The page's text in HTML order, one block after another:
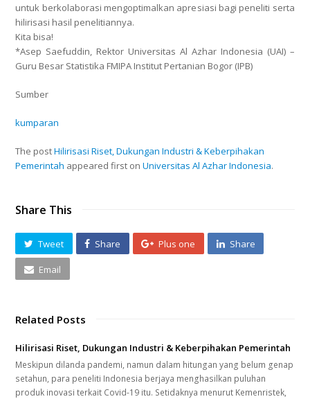
untuk berkolaborasi mengoptimalkan apresiasi bagi peneliti serta
hilirisasi hasil penelitiannya.
Kita bisa!
*Asep Saefuddin, Rektor Universitas Al Azhar Indonesia (UAI) –
Guru Besar Statistika FMIPA Institut Pertanian Bogor (IPB)
Sumber
kumparan
The postHilirisasi Riset, Dukungan Industri & Keberpihakan
Pemerintah appeared first onUniversitas Al Azhar Indonesia.
Share This
Tweet Share Plus one Share
Email
Related Posts
Hilirisasi Riset, Dukungan Industri & Keberpihakan Pemerintah
Meskipun dilanda pandemi, namun dalam hitungan yang belum genap
setahun, para peneliti Indonesia berjaya menghasilkan puluhan
produk inovasi terkait Covid-19 itu. Setidaknya menurut Kemenristek,